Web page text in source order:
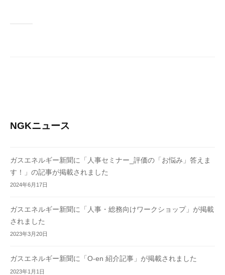
NGKニュース
ガスエネルギー新聞に「人事セミナー_評価の「お悩み」答えま
す！」の記事が掲載されました
2024年6月17日
ガスエネルギー新聞に「人事・総務向けワークショップ」が掲載
されました
2023年3月20日
ガスエネルギー新聞に「O-en 紹介記事」が掲載されました
2023年1月1日